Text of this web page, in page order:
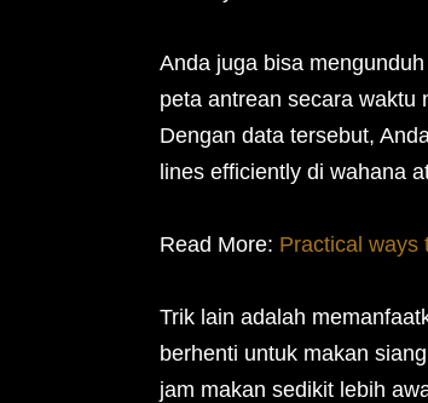
Anda juga bisa
peta antrean secara waktu
Dengan data tersebut,
lines efficiently di wahana
Read More: Practical ways
Trik lain adalah
berhenti untuk makan
jam makan sedikit lebih